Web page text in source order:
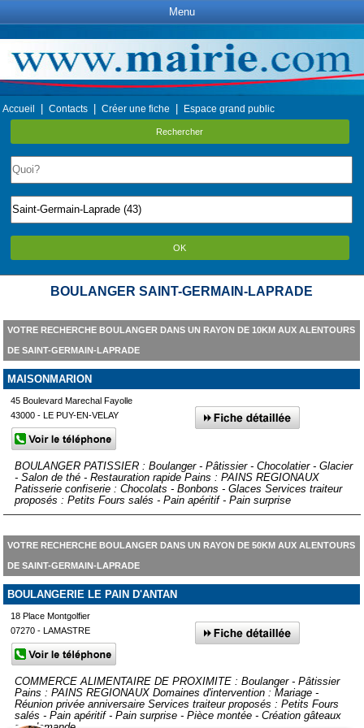
Menu
Accueil Contacts Créer une fiche Espace grand public
Rechercher
OK
BOULANGER SAINT-GERMAIN-LAPRADE
VOTRE RECHERCHE BOULANGER DANS UN RAYON DE 10KM AUX ALENTOURS
DE SAINT-GERMAIN-LAPRADE
MAISONMARION
45 Boulevard Marechal Fayolle
43000 - LE PUY-EN-VELAY
BOULANGER PATISSIER : Boulanger - Pâtissier - Chocolatier - Glacier
- Salon de thé - Restauration rapide Pains : PAINS REGIONAUX
Patisserie confiserie : Chocolats - Bonbons - Glaces Services traiteur
proposés : Petits Fours salés - Pain apéritif - Pain surprise
VOTRE RECHERCHE BOULANGER DANS UN RAYON DE 50KM AUX ALENTOURS
DE SAINT-GERMAIN-LAPRADE
BOULANGERIE LE PAIN D'ANTAN
18 Place Montgolfier
07270 - LAMASTRE
COMMERCE ALIMENTAIRE DE PROXIMITE : Boulanger - Pâtissier
Pains : PAINS REGIONAUX Domaines d'intervention : Mariage -
Réunion privée anniversaire Services traiteur proposés : Petits Fours
salés - Pain apéritif - Pain surprise - Pièce montée - Création gâteaux